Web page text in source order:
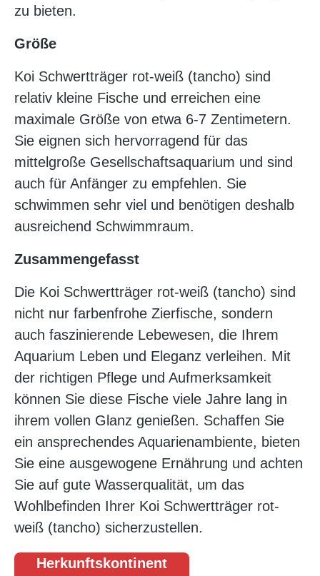
zu bieten.
Größe
Koi Schwertträger rot-weiß (tancho) sind
relativ kleine Fische und erreichen eine
maximale Größe von etwa 6-7 Zentimetern.
Sie eignen sich hervorragend für das
mittelgroße Gesellschaftsaquarium und sind
auch für Anfänger zu empfehlen. Sie
schwimmen sehr viel und benötigen deshalb
ausreichend Schwimmraum.
Zusammengefasst
Die Koi Schwertträger rot-weiß (tancho) sind
nicht nur farbenfrohe Zierfische, sondern
auch faszinierende Lebewesen, die Ihrem
Aquarium Leben und Eleganz verleihen. Mit
der richtigen Pflege und Aufmerksamkeit
können Sie diese Fische viele Jahre lang in
ihrem vollen Glanz genießen. Schaffen Sie
ein ansprechendes Aquarienambiente, bieten
Sie eine ausgewogene Ernährung und achten
Sie auf gute Wasserqualität, um das
Wohlbefinden Ihrer Koi Schwertträger rot-
weiß (tancho) sicherzustellen.
Herkunftskontinent